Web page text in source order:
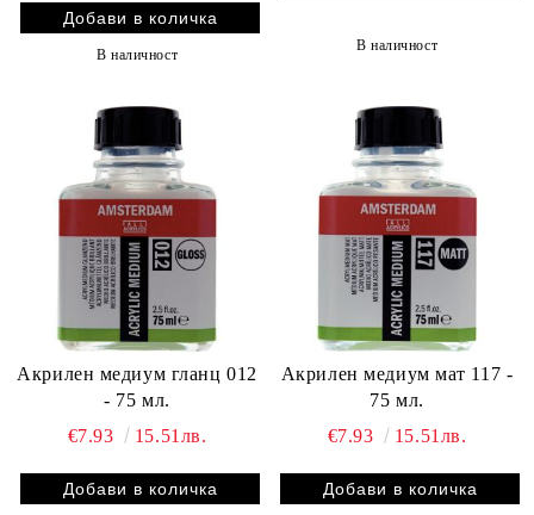
В наличност
В наличност
Акрилен медиум гланц 012
- 75 мл.
€7.93
15.51лв.
Акрилен медиум мат 117 -
75 мл.
€7.93
15.51лв.